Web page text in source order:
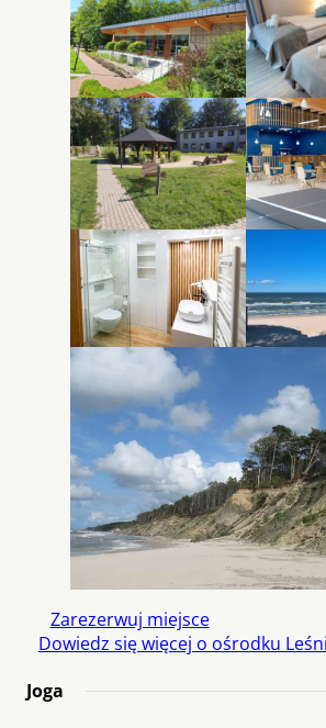
Zarezerwuj miejsce
Dowiedz się więcej o ośrodku
Joga